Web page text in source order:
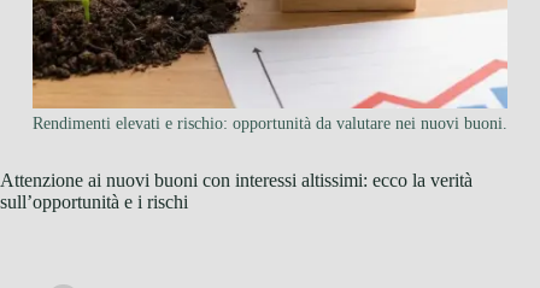
Rendimenti elevati e rischio: opportunità da valutare nei nuovi buoni.
Attenzione ai nuovi buoni con interessi altissimi: ecco la verità
sull’opportunità e i rischi